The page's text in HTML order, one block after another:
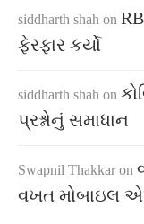
siddharth shah on
ફેરફાર કર્યો
siddharth shah on
પ્રશ્નોનું સમાધાન
Swapnil Thakkar on
વખત મોબાઇલ